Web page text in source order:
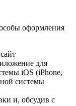
оформления
для
iOS (iPhone,
системы
и, обсудив с